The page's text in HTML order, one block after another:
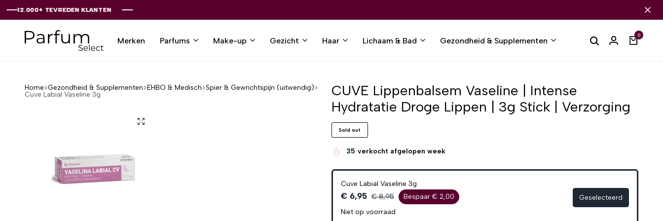
TEVREDEN KLANTEN
TEVREDEN KLANTEN
TEVREDEN KLANTEN
TEVREDEN KLANTEN
TEVREDEN KLANTEN
Merken Parfums Make-up Gezicht Haar Lichaam & Bad Gezondheid & Supplementen
0
Home Gezondheid & Supplementen EHBO & Medisch Spier & Gewrichtspijn (uitwendig)
Cuve Labial Vaseline 3g
CUVE Lippenbalsem Vaseline | Intense
Hydratatie Droge Lippen | 3g Stick | Verzorging
Sold out
35 verkocht afgelopen week
Cuve Labial Vaseline 3g
€ 6,95 € 8,95
Bespaar € 2,00
Niet op voorraad
Geselecteerd